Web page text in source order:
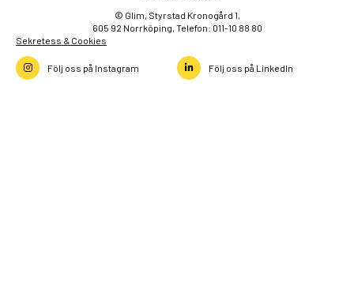
© Glim, Styrstad Kronogård 1,
605 92 Norrköping, Telefon: 011-10 88 80
Sekretess & Cookies
Följ oss på Instagram Följ oss på LinkedIn